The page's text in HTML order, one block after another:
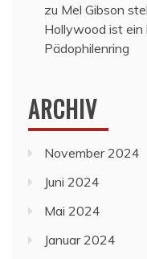
zu Mel Gibson
Hollywood ist
Pädophilenring
ARCHIV
November 2024
Juni 2024
Mai 2024
Januar 2024